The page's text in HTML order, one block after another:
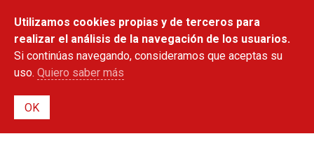
contenido
principal
Utilizamos cookies propias y de terceros para
realizar el análisis de la navegación de los usuarios.
Si continúas navegando, consideramos que aceptas su
uso. Quiero saber más